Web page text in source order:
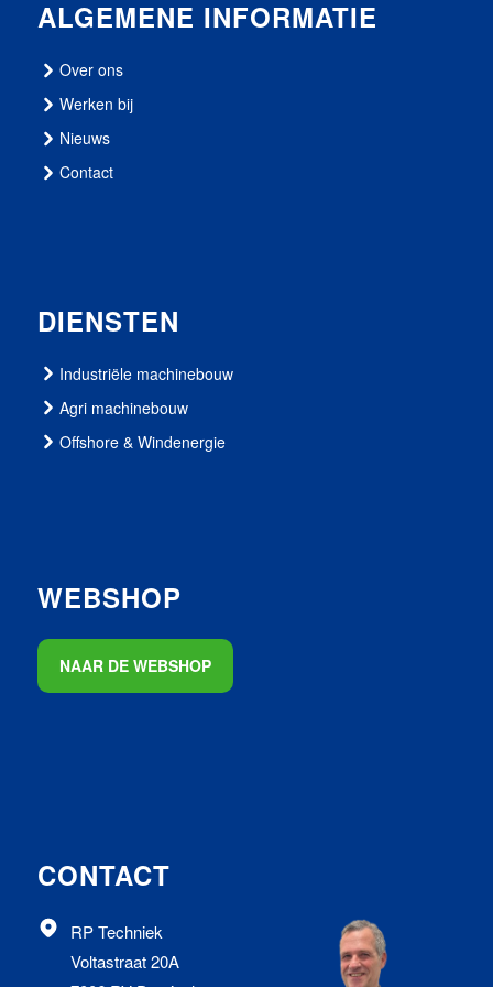
ALGEMENE INFORMATIE
Over ons
Werken bij
Nieuws
Contact
DIENSTEN
Industriële machinebouw
Agri machinebouw
Offshore & Windenergie
WEBSHOP
NAAR DE WEBSHOP
CONTACT
RP Techniek
Voltastraat 20A